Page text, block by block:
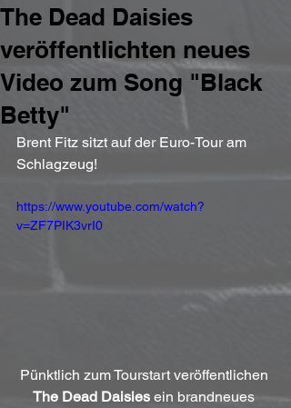
The Dead Daisies
veröffentlichten neues
Video zum Song "Black
Betty"
Brent Fitz sitzt auf der Euro-Tour am
Schlagzeug!
https://www.youtube.com/watch?
v=ZF7PIK3vrI0
Pünktlich zum Tourstart veröffentlichen
The Dead Daisies ein brandneues